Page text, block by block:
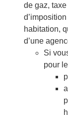
de gaz,
habitation,
d’une
Si
pour